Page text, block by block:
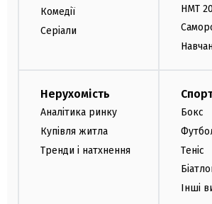
Комедії
Серіали
НМТ
Нерухомість
Аналітика ринку
Купівля житла
Тренди і натхнення
Бокс
Теніс
Інші